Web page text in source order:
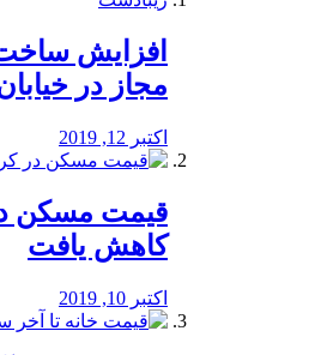
افزایش
مجاز در
اکتبر 12, 2019
کاهش یافت
اکتبر 10, 2019